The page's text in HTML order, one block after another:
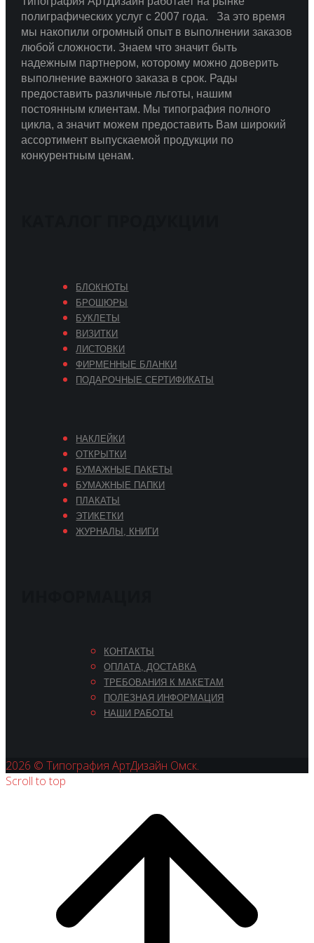
полиграфических услуг с 2007 года. За это время
мы накопили огромный опыт в выполнении заказов
любой сложности. Знаем что значит быть
надежным партнером, которому можно доверить
выполнение важного заказа в срок. Рады
предоставить различные льготы, нашим
постоянным клиентам. Мы типография полного
цикла, а значит можем предоставить Вам широкий
ассортимент выпускаемой продукции по
конкурентным ценам.
БЛОКНОТЫ
БРОШЮРЫ
БУКЛЕТЫ
ВИЗИТКИ
ЛИСТОВКИ
ФИРМЕННЫЕ БЛАНКИ
ПОДАРОЧНЫЕ СЕРТИФИКАТЫ
НАКЛЕЙКИ
ОТКРЫТКИ
БУМАЖНЫЕ ПАКЕТЫ
БУМАЖНЫЕ ПАПКИ
ПЛАКАТЫ
ЭТИКЕТКИ
ЖУРНАЛЫ, КНИГИ
КОНТАКТЫ
ОПЛАТА, ДОСТАВКА
ТРЕБОВАНИЯ К МАКЕТАМ
ПОЛЕЗНАЯ ИНФОРМАЦИЯ
НАШИ РАБОТЫ
2026 © Типография АртДизайн Омск.
Scroll to top